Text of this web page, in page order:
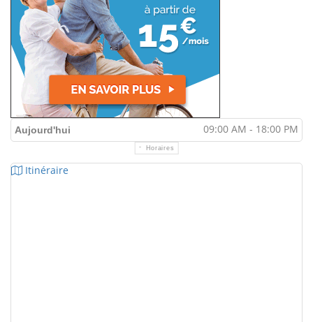
Aujourd'hui 09:00 AM - 18:00 PM
Horaires
Itinéraire